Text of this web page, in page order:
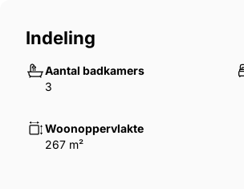
Indeling
Aantal badkamers
3
Woonoppervlakte
267 m²